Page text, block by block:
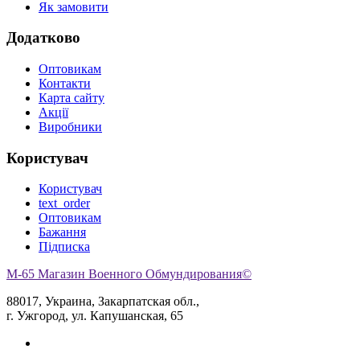
Як замовити
Додатково
Оптовикам
Контакти
Карта сайту
Акції
Виробники
Користувач
Користувач
text_order
Оптовикам
Бажання
Підписка
M-65 Магазин Военного Обмундирования©
88017, Украина, Закарпатская обл.,
г. Ужгород, ул. Капушанская, 65